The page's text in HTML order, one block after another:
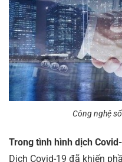
Công nghệ
Trong tình hình dịch
Dịch Covid-19 đã khiến